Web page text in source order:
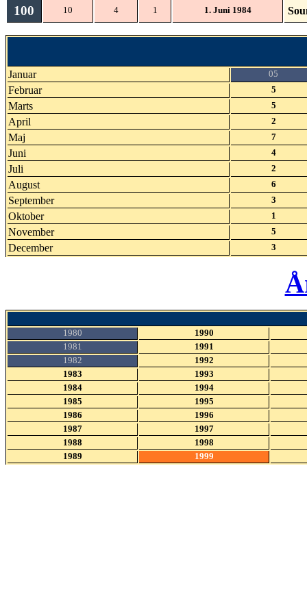
100 10 4 1 1. Juni 1984
Januar 05
Februar 5
Marts 5
April 2
Maj 7
Juni 4
Juli 2
August 6
September 3
Oktober 1
November 5
December 3
1980
1990
1981
1991
1982
1992
1983
1993
1984
1994
1985
1995
1986
1996
1987
1997
1988
1998
1989
1999